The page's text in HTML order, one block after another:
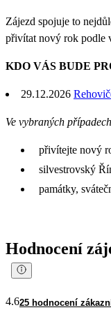
Zájezd spojuje to
přivítat nový rok podle
KDO VÁS BUDE
29.12.2026
Ve vybraných
přivítejte nový
silvestrovský
památky,
Hodnocení
4.625 hodnocení